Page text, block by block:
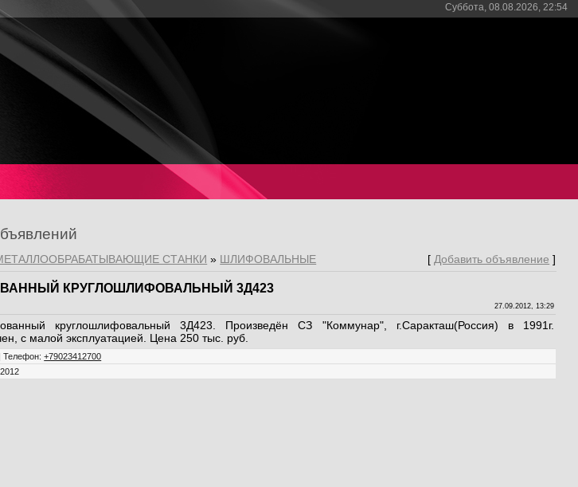
Суббота, 08.08.2026, 22:54
СТАНКИ » ШЛИФОВАЛЬНЫЕ [ Добавить объявление ]
КРУГЛОШЛИФОВАЛЬНЫЙ 3Д423
27.09.2012, 13:29
круглошлифовальный 3Д423. Произведён СЗ "Коммунар", г.Саракташ(Россия) в 1991г.
с малой эксплуатацией. Цена 250 тыс. руб.
Телефон:+79023412700